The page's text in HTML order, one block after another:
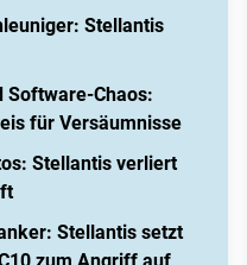
Stellantis
Software-Chaos:
für Versäumnisse
Stellantis verliert
Stellantis setzt